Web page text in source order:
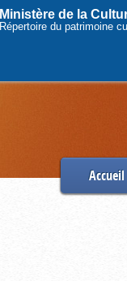
Ministère de la
Répertoire du patrimoine
Accueil